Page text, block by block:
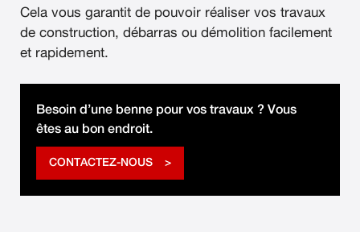
Cela vous garantit de pouvoir réaliser vos travaux
de construction, débarras ou démolition facilement
et rapidement.
Besoin d’une benne pour vos travaux ? Vous
êtes au bon endroit.
CONTACTEZ-NOUS